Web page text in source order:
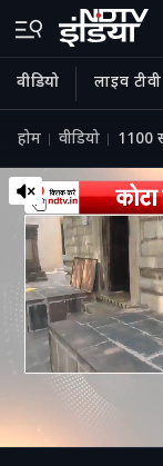
वीडियो लाइव टीवी
होम वीडियो 1100